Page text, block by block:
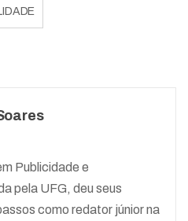
Publicidade e
pela UFG, deu seus
como redator júnior na